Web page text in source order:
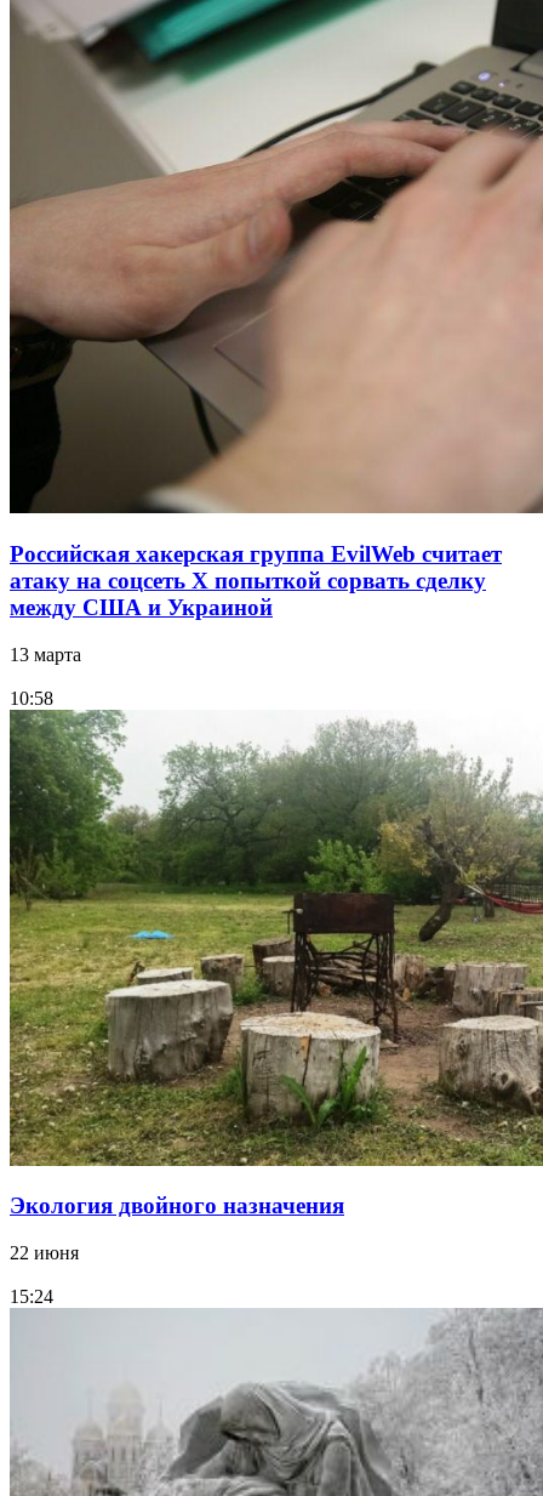
Российская хакерская группа EvilWeb считает
атаку на соцсеть Х попыткой сорвать сделку
между США и Украиной
13 марта
10:58
Экология двойного назначения
22 июня
15:24